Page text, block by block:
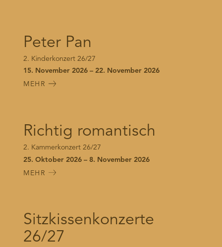
Peter Pan
2. Kinderkonzert 26/27
15. November 2026 – 22. November 2026
MEHR
Richtig romantisch
2. Kammerkonzert 26/27
25. Oktober 2026 – 8. November 2026
MEHR
Sitzkissenkonzerte
26/27